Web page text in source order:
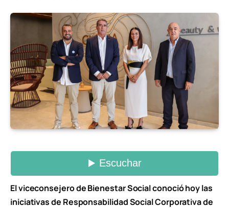
El viceconsejero de Bienestar Social conoció hoy las
iniciativas de Responsabilidad Social Corporativa de